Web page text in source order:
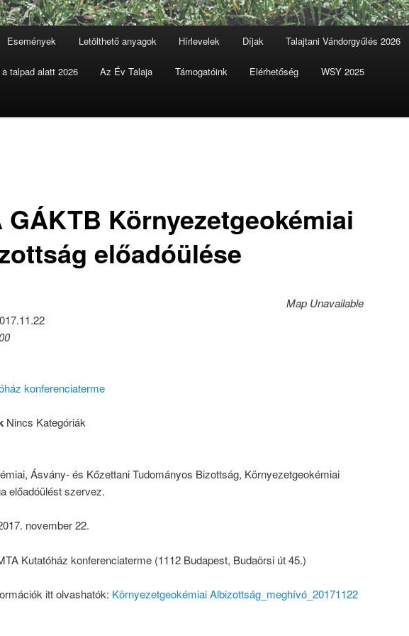
Események Letölthető anyagok Hírlevelek Díjak Talajtani Vándorgyűlés 2026
talpad alatt 2026 Az Év Talaja Támogatóink Elérhetőség WSY 2025
GÁKTB Környezetgeokémiai
előadóülése
Map Unavailable
konferenciaterme
Nincs Kategóriák
Ásvány- és Kőzettani Tudományos Bizottság, Környezetgeokémiai
előadóülést szervez.
november 22.
Kutatóház konferenciaterme (1112 Budapest, Budaörsi út 45.)
itt olvashatók: Környezetgeokémiai Albizottság_meghívó_20171122